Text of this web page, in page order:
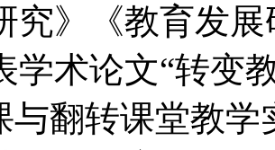
究》《教育发
学术论文“转变
与翻转课堂教